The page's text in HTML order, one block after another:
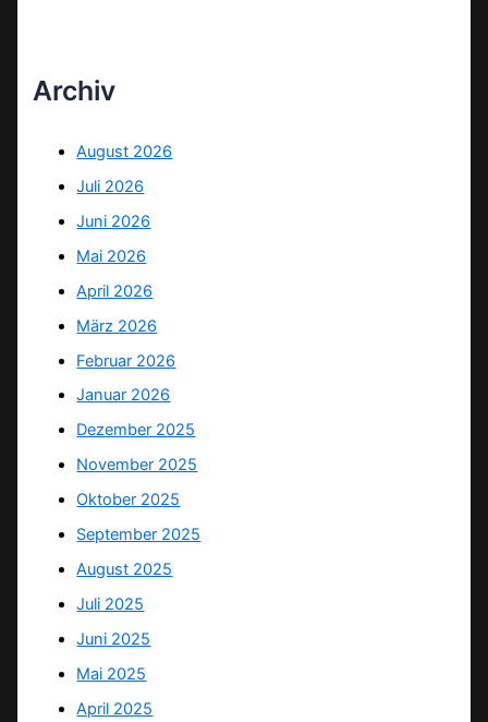
Archiv
August 2026
Juli 2026
Juni 2026
Mai 2026
April 2026
März 2026
Februar 2026
Januar 2026
Dezember 2025
November 2025
Oktober 2025
September 2025
August 2025
Juli 2025
Juni 2025
Mai 2025
April 2025